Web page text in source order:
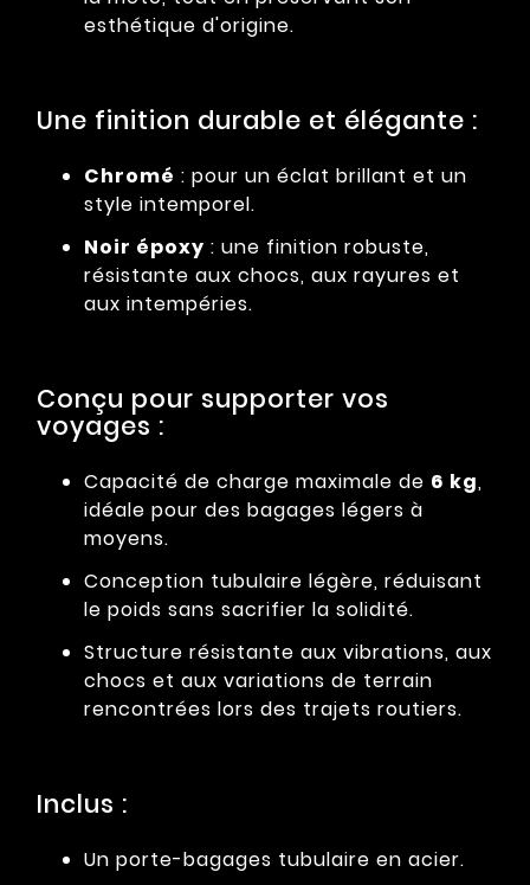
esthétique d'origine.
Une finition durable et élégante :
Chromé : pour un éclat brillant et un
style intemporel.
Noir époxy : une finition robuste,
résistante aux chocs, aux rayures et
aux intempéries.
Conçu pour supporter vos
voyages :
Capacité de charge maximale de 6 kg,
idéale pour des bagages légers à
moyens.
Conception tubulaire légère, réduisant
le poids sans sacrifier la solidité.
Structure résistante aux vibrations, aux
chocs et aux variations de terrain
rencontrées lors des trajets routiers.
Inclus :
Un porte-bagages tubulaire en acier.